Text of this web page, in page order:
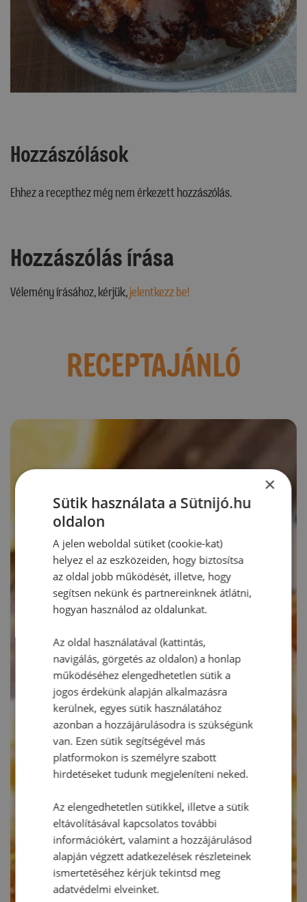
Hozzászólások
Ehhez a recepthez még nem érkezett hozzászólás.
Hozzászólás írása
Vélemény írásához, kérjük,jelentkezz be!
RECEPTAJÁNLÓ
×
Sütik használata a Sütnijó.hu
oldalon
A jelen weboldal sütiket (cookie-kat)
helyez el az eszközeiden, hogy biztosítsa
az oldal jobb működését, illetve, hogy
segítsen nekünk és partnereinknek átlátni,
hogyan használod az oldalunkat.
Az oldal használatával (kattintás,
navigálás, görgetés az oldalon) a honlap
működéséhez elengedhetetlen sütik a
jogos érdekünk alapján alkalmazásra
kerülnek, egyes sütik használatához
azonban a hozzájárulásodra is szükségünk
van. Ezen sütik segítségével más
platformokon is személyre szabott
hirdetéseket tudunk megjeleníteni neked.
Az elengedhetetlen sütikkel, illetve a sütik
eltávolításával kapcsolatos további
információkért, valamint a hozzájárulásod
alapján végzett adatkezelések részleteinek
ismertetéséhez kérjük tekintsd meg
adatvédelmi elveinket.